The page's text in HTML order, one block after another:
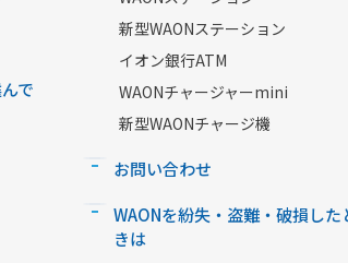
で
新型WAONステーション
イオン銀行ATM
WAONチャージャーmini
新型WAONチャージ機
お問い合わせ
WAONを紛失・盗難・破損した
きは